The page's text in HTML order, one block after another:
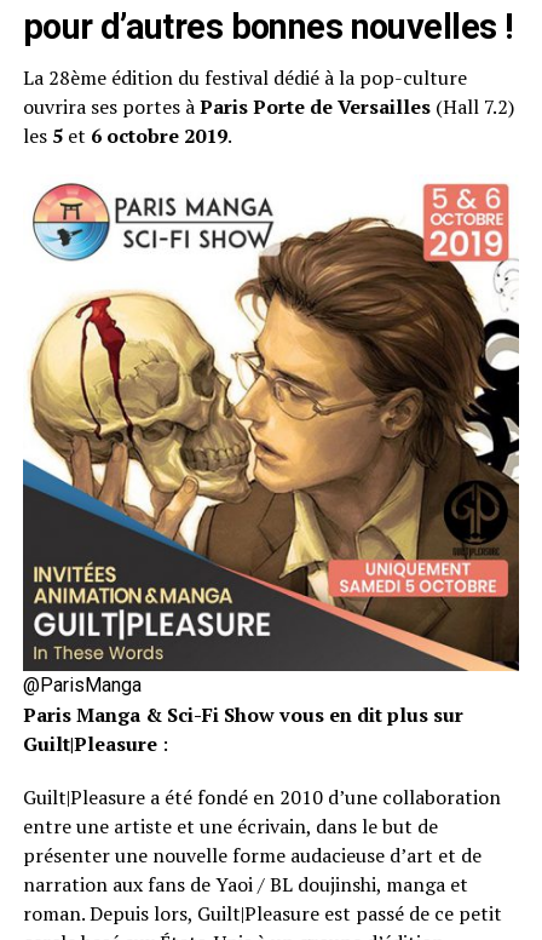
pour d’autres bonnes nouvelles !
La 28ème édition du festival dédié à la pop-culture
ouvrira ses portes àParis Porte de Versailles(Hall 7.2)
les 5et 6 octobre 2019.
@ParisManga
Paris Manga & Sci-Fi Show vous en dit plus sur
Guilt|Pleasure:
Guilt|Pleasure a été fondé en 2010 d’une collaboration
entre une artiste et une écrivain, dans le but de
présenter une nouvelle forme audacieuse d’art et de
narration aux fans de Yaoi / BL doujinshi, manga et
roman. Depuis lors, Guilt|Pleasure est passé de ce petit